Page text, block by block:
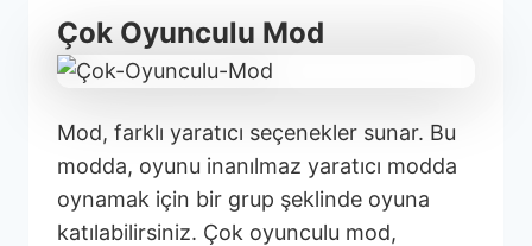
Çok Oyunculu Mod
Mod, farklı yaratıcı seçenekler sunar. Bu
modda, oyunu inanılmaz yaratıcı modda
oynamak için bir grup şeklinde oyuna
katılabilirsiniz. Çok oyunculu mod,